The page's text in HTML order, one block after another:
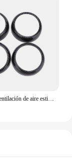
Cubiertas de ventilación de aire estilo fibra de carbono para coche, embellecedores de repuesto para Smart Fortwo/Forfour 453 2015-2021, accesorios automotrices